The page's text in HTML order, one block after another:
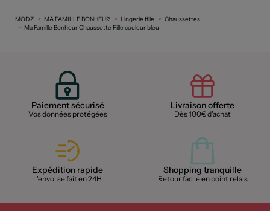
MODZ MA FAMILLE BONHEUR Lingerie fille
Chaussettes
Ma Famille Bonheur Chaussette Fille couleur bleu
Paiement sécurisé
Vos données protégées
Livraison offerte
Dès 100€ d'achat
Expédition rapide
L'envoi se fait en 24H
Shopping tranquille
Retour facile en point relais